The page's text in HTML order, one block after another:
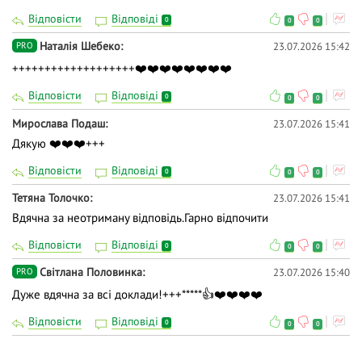
Відповісти Відповіді 0 0 0
PRO Наталія Шебеко 23.07.2026 15:42
+++++++++++++++++++❤️❤️❤️❤️❤️❤️❤️❤️
Відповісти Відповіді 0 0 0
Мирослава Подаш 23.07.2026 15:41
Дякую ❤️❤️❤️+++
Відповісти Відповіді 0 0 0
Тетяна Толочко 23.07.2026 15:41
Вдячна за неотриману відповідь.Гарно відпочити
Відповісти Відповіді 0 0 0
PRO Світлана Половинка 23.07.2026 15:40
Дуже вдячна за всі доклади!+++*****👍❤️❤️❤️❤️
Відповісти Відповіді 0 0 0